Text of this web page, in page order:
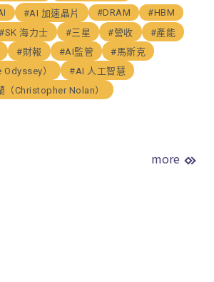
#AI 加速晶片 #DRAM
#HBM
海力士 #三星 #營收
#產能
#財報 #AI監管
#馬斯克
）
#AI 人工智慧
（Christopher Nolan）
more